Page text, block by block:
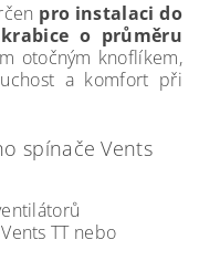
pro instalaci do
o průměru
otočným knoflíkem,
a komfort při
spínače Vents
TT nebo